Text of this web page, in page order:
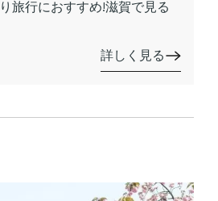
旅行におすすめ!滋賀で見る
詳しく見る